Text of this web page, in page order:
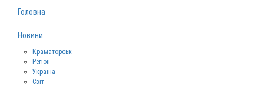
Головна
Новини
Краматорськ
Регіон
Україна
Світ